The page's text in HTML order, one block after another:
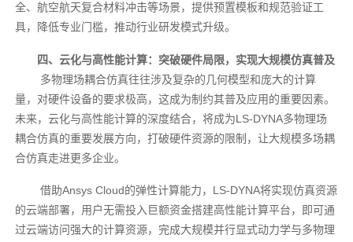
全、航空航天复合材料冲击等场景，提供预置模板和规范验证工
具，降低专业门槛，推动行业研发模式升级。
四、云化与高性能计算：突破硬件局限，实现大规模仿真普及
多物理场耦合仿真往往涉及复杂的几何模型和庞大的计算
量，对硬件设备的要求极高，这成为制约其普及应用的重要因素。
未来，云化与高性能计算的深度结合，将成为LS-DYNA多物理场
耦合仿真的重要发展方向，打破硬件资源的限制，让大规模多场耦
合仿真走进更多企业。
借助Ansys Cloud的弹性计算能力，LS-DYNA将实现仿真资源
的云端部署，用户无需投入巨额资金搭建高性能计算平台，即可通
过云端访问强大的计算资源，完成大规模并行显式动力学与多物理